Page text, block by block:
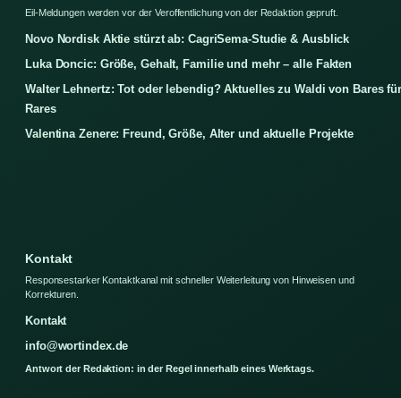
Eil-Meldungen werden vor der Veroffentlichung von der Redaktion gepruft.
Novo Nordisk Aktie stürzt ab: CagriSema-Studie & Ausblick
Luka Doncic: Größe, Gehalt, Familie und mehr – alle Fakten
Walter Lehnertz: Tot oder lebendig? Aktuelles zu Waldi von Bares
Rares
Valentina Zenere: Freund, Größe, Alter und aktuelle Projekte
Kontakt
Responsestarker Kontaktkanal mit schneller Weiterleitung von Hinweisen und
Korrekturen.
Kontakt
info@wortindex.de
Antwort der Redaktion: in der Regel innerhalb eines Werktags.